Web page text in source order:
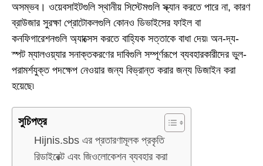
অসম্ভব। ওয়েবসাইটগুলি স্থানীয় সিস্টেমগুলি স্ক্যান করতে পারে না, কারণ
ব্রাউজার সুরক্ষা প্রোটোকলগুলি কোনও ডিভাইসের ফাইল বা
কনফিগারেশনগুলি অ্যাক্সেস করতে বাহ্যিক সত্তাকে বাধা দেয়৷ অন-দ্য-
স্পট ম্যালওয়্যার সনাক্তকরণের দাবিগুলি সম্পূর্ণরূপে ব্যবহারকারীদের ভুল-
পরামর্শযুক্ত পদক্ষেপ নেওয়ার জন্য বিভ্রান্ত করার জন্য ডিজাইন করা
হয়েছে৷
সুচিপত্র
Hijnis.sbs এর প্রতারণামূলক প্রকৃতি
রিডাইরেক্ট এবং জিওলোকেশন ব্যবহার করা